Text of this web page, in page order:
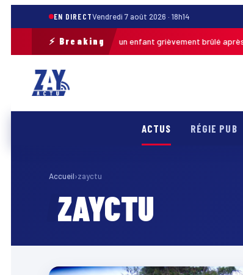
EN DIRECTVendredi 7 août 2026 · 18h14
⚡ Breaking
Pas-de-Calais : un enfant grièvement brûlé après
ACTUS RÉGIE PUB
Accueil›zayctu
ZAYCTU